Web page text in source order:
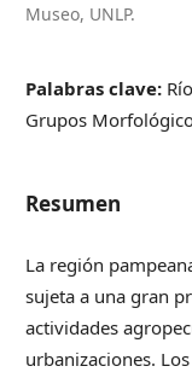
Museo, UNLP.
Palabras clave:
Grupos
Resumen
La región
sujeta a una gran
actividades
urbanizaciones.